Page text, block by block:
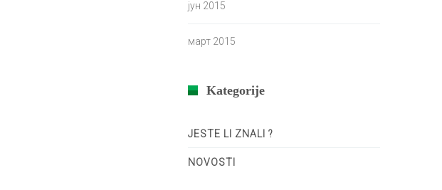
јун 2015
март 2015
Kategorije
JESTE LI ZNALI ?
NOVOSTI